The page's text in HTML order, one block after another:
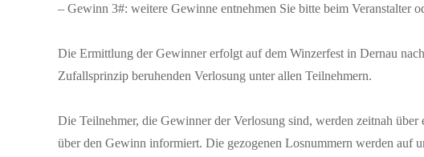
– Gewinn 3#: weitere Gewinne entnehmen Sie bitte beim Veranstalter
Die Ermittlung der Gewinner erfolgt auf dem Winzerfest in Dernau
Zufallsprinzip beruhenden Verlosung unter allen Teilnehmern.
Die Teilnehmer, die Gewinner der Verlosung sind, werden zeitnah
über den Gewinn informiert. Die gezogenen Losnummern werden auf